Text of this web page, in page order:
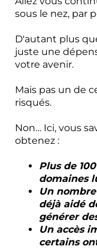
sous le nez, par
D'autant plus
juste une
votre avenir.
Mais pas un de
risqués.
Non… Ici, vous
obtenez :
Plus de
domaines
Un
déjà aidé
générer
Un accès
certains